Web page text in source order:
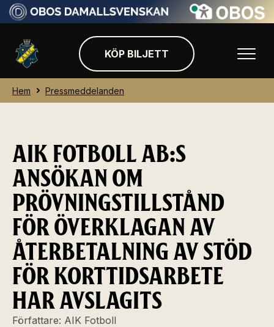
KÖP BILJETT
Hem Pressmeddelanden
AIK FOTBOLL AB:S
ANSÖKAN OM
PRÖVNINGSTILLSTÅND
FÖR ÖVERKLAGAN AV
ÅTERBETALNING AV STÖD
FÖR KORTTIDSARBETE
HAR AVSLAGITS
Författare: AIK Fotboll